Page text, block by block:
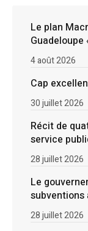
Le plan
4 août 2026
Cap
30 juillet 2026
Récit de
service
28 juillet 2026
Le
subventions
28 juillet 2026